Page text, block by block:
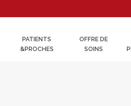
PATIENTS
&PROCHES
OFFRE DE
SOINS